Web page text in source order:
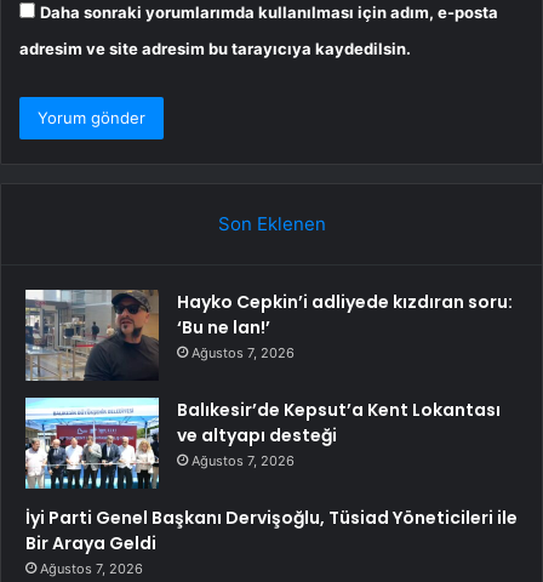
Daha sonraki yorumlarımda kullanılması için adım, e-posta
adresim ve site adresim bu tarayıcıya kaydedilsin.
Son Eklenen
Hayko Cepkin’i adliyede kızdıran soru:
‘Bu ne lan!’
Ağustos 7, 2026
Balıkesir’de Kepsut’a Kent Lokantası
ve altyapı desteği
Ağustos 7, 2026
İyi Parti Genel Başkanı Dervişoğlu, Tüsiad Yöneticileri ile
Bir Araya Geldi
Ağustos 7, 2026